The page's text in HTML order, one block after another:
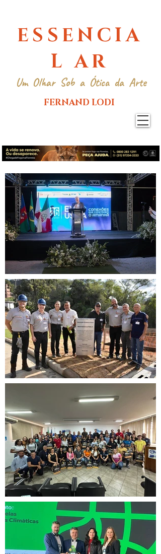
ESSENCIA
L AR
Um Olhar Sob a Ótica da Arte
FERNAND LODI